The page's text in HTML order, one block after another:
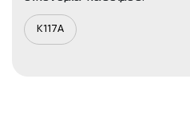
K117A